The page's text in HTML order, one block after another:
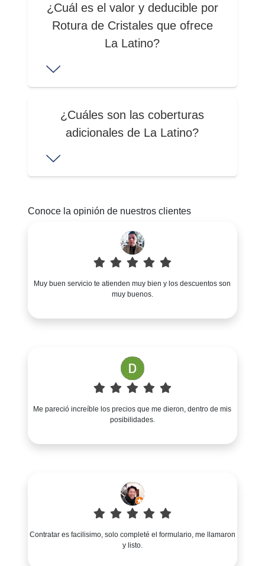
¿Cuál es el valor y deducible por
Rotura de Cristales que ofrece
La Latino?
¿Cuáles son las coberturas
adicionales de La Latino?
Conoce la opinión de nuestros clientes
Muy buen servicio te atienden muy bien y los descuentos son
muy buenos.
Me pareció increíble los precios que me dieron, dentro de mis
posibilidades.
Contratar es facilisimo, solo completé el formulario, me llamaron
y listo.